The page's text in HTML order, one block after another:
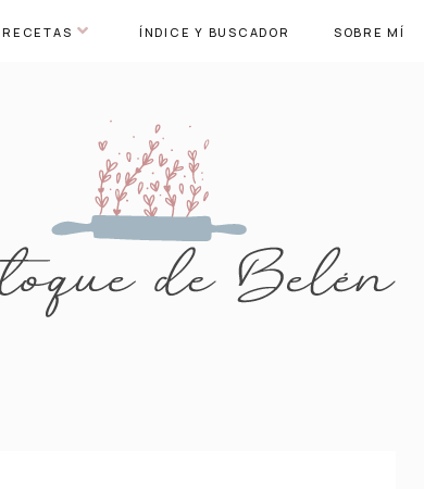
RECETAS ÍNDICE Y BUSCADOR SOBRE MÍ